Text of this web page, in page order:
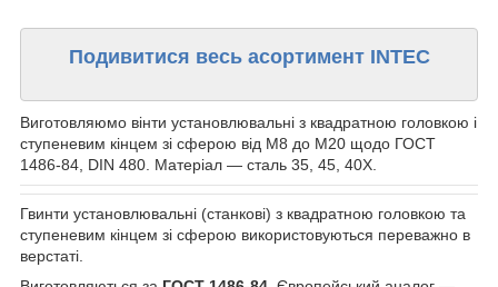
Подивитися весь асортимент INTEC
Виготовляюмо вінти установлювальні з квадратною головкою і
ступеневим кінцем зі сферою від М8 до М20 щодо ГОСТ
1486-84, DIN 480. Матеріал — сталь 35, 45, 40Х.
Гвинти установлювальні (станкові) з квадратною головкою та
ступеневим кінцем зі сферою використовуються переважно в
верстаті.